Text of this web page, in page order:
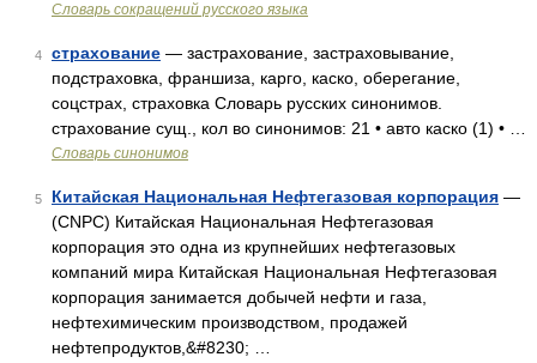
Словарь сокращений русского языка
4 страхование — застрахование, застраховывание,
подстраховка, франшиза, карго, каско, оберегание,
соцстрах, страховка Словарь русских синонимов.
страхование сущ., кол во синонимов: 21 • авто каско (1) • …
Словарь синонимов
5 Китайская Национальная Нефтегазовая корпорация —
(CNPC) Китайская Национальная Нефтегазовая
корпорация это одна из крупнейших нефтегазовых
компаний мира Китайская Национальная Нефтегазовая
корпорация занимается добычей нефти и газа,
нефтехимическим производством, продажей
нефтепродуктов,&#8230; …